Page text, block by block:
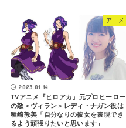
アニメ
2023.01.14
TVアニメ『ヒロアカ』元プロヒーロー
の敵＜ヴィラン＞レディ・ナガン役は
種崎敦美「自分なりの彼女を表現でき
るよう頑張りたいと思います」